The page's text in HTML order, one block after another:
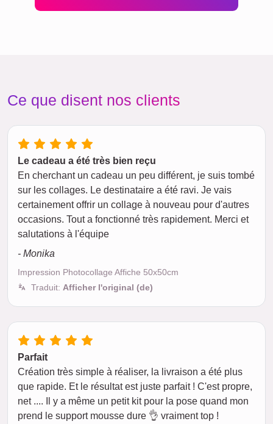
Ce que disent nos clients
Le cadeau a été très bien reçu
En cherchant un cadeau un peu différent, je suis tombé
sur les collages. Le destinataire a été ravi. Je vais
certainement offrir un collage à nouveau pour d'autres
occasions. Tout a fonctionné très rapidement. Merci et
salutations à l'équipe
- Monika
Impression Photocollage Affiche 50x50cm
Traduit: Afficher l'original (de)
Parfait
Création très simple à réaliser, la livraison a été plus
que rapide. Et le résultat est juste parfait ! C'est propre,
net .... Il y a même un petit kit pour la pose quand mon
prend le support mousse dure 👌 vraiment top !